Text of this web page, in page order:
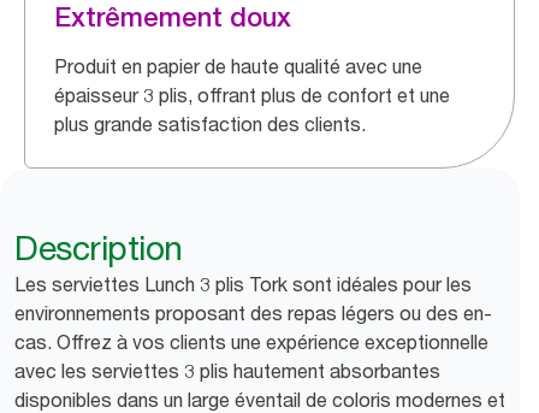
Extrêmement doux
Produit en papier de haute qualité avec une
épaisseur 3 plis, offrant plus de confort et une
plus grande satisfaction des clients.
Description
Les serviettes Lunch 3 plis Tork sont idéales pour les
environnements proposant des repas légers ou des en-
cas. Offrez à vos clients une expérience exceptionnelle
avec les serviettes 3 plis hautement absorbantes
disponibles dans un large éventail de coloris modernes et